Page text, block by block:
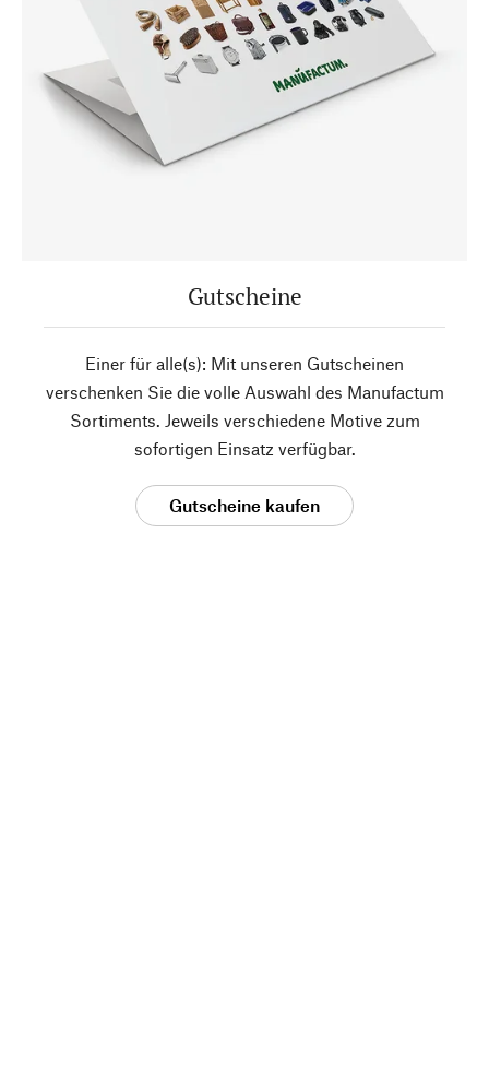
Gutscheine
Einer für alle(s): Mit unseren Gutscheinen
verschenken Sie die volle Auswahl des Manufactum
Sortiments. Jeweils verschiedene Motive zum
sofortigen Einsatz verfügbar.
Gutscheine kaufen